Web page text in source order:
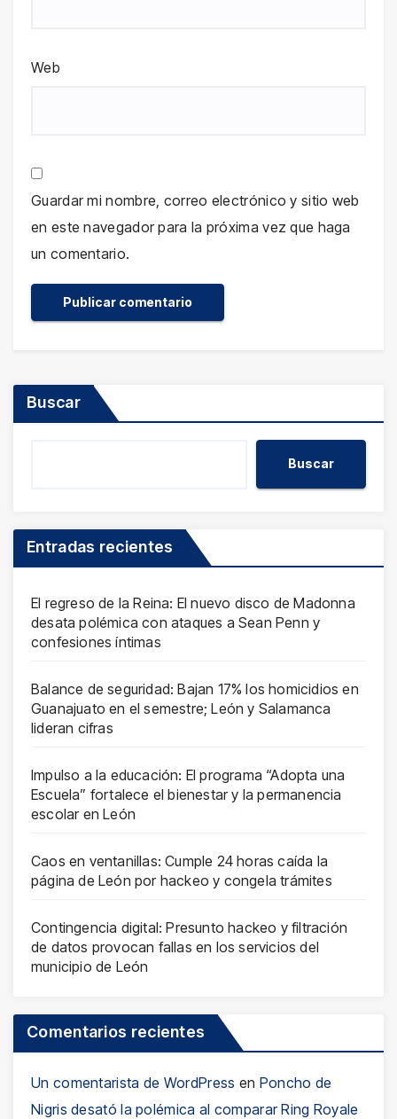
Web
Guardar mi nombre, correo electrónico y sitio web
en este navegador para la próxima vez que haga
un comentario.
Buscar
Buscar
Entradas recientes
El regreso de la Reina: El nuevo disco de Madonna
desata polémica con ataques a Sean Penn y
confesiones íntimas
Balance de seguridad: Bajan 17% los homicidios en
Guanajuato en el semestre; León y Salamanca
lideran cifras
Impulso a la educación: El programa “Adopta una
Escuela” fortalece el bienestar y la permanencia
escolar en León
Caos en ventanillas: Cumple 24 horas caída la
página de León por hackeo y congela trámites
Contingencia digital: Presunto hackeo y filtración
de datos provocan fallas en los servicios del
municipio de León
Comentarios recientes
Un comentarista de WordPress en Poncho de
Nigris desató la polémica al comparar Ring Royale